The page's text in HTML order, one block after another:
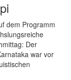
dem Programm
Der
war vor